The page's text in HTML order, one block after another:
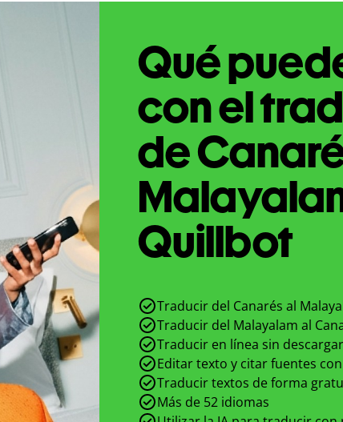
Qué
con el
de
Quillbot
Traducir del Canarés al
Traducir del Malayalam al
Traducir en línea sin
Editar texto y citar fuentes
Traducir textos de forma
Más de 52 idiomas